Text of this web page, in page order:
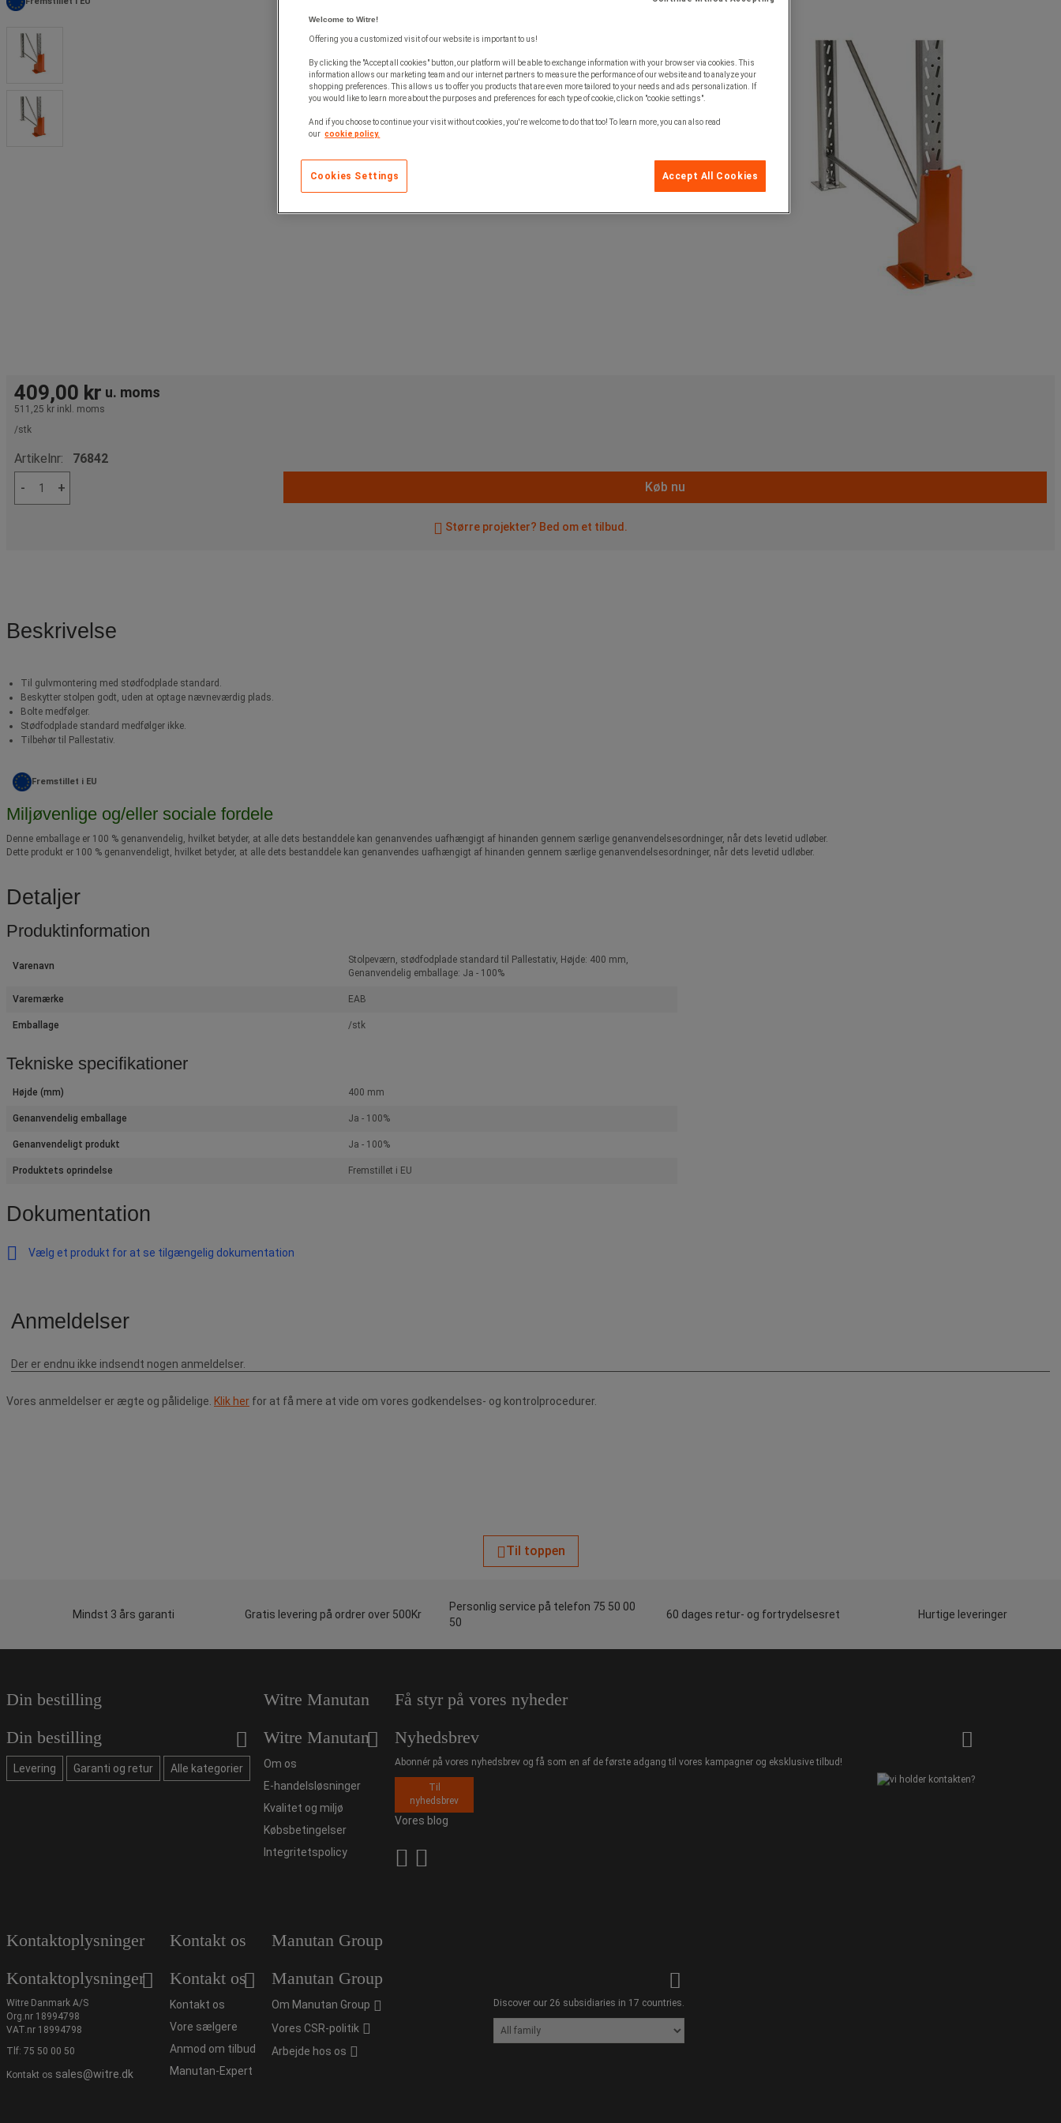
409,00 kr u. moms
511,25 kr inkl. moms
/stk
Artikelnr: 76842
-
+ Køb nu
Større projekter? Bed om et tilbud.
Beskrivelse
Til gulvmontering med stødfodplade standard.
Beskytter stolpen godt, uden at optage nævneværdig plads.
Bolte medfølger.
Stødfodplade standard medfølger ikke.
Tilbehør til Pallestativ.
Fremstillet i EU
Miljøvenlige og/eller sociale fordele
Denne emballage er 100 % genanvendelig, hvilket betyder, at alle dets bestanddele kan genanvendes uafhængigt af hinanden gennem særlige genanvendelsesordninger, når dets levetid udløber.
Dette produkt er 100 % genanvendeligt, hvilket betyder, at alle dets bestanddele kan genanvendes uafhængigt af hinanden gennem særlige genanvendelsesordninger, når dets levetid udløber.
Detaljer
Produktinformation
Varenavn
Stolpeværn, stødfodplade standard til Pallestativ, Højde: 400 mm,
Genanvendelig emballage: Ja - 100%
Varemærke EAB
Emballage /stk
Tekniske specifikationer
Højde (mm) 400 mm
Genanvendelig emballage Ja - 100%
Genanvendeligt produkt Ja - 100%
Produktets oprindelse Fremstillet i EU
Dokumentation
Vælg et produkt for at se tilgængelig dokumentation
Vores anmeldelser er ægte og pålidelige. Klik her for at få mere at vide om vores godkendelses- og kontrolprocedurer.
Til toppen
Mindst 3 års garanti Gratis levering på ordrer over 500Kr
Personlig service på telefon 75 50 00
50
60 dages retur- og fortrydelsesret Hurtige leveringer
Din bestilling
Din bestilling
Levering Garanti og retur Alle kategorier
Witre Manutan
Witre Manutan
Om os
E-handelsløsninger
Kvalitet og miljø
Købsbetingelser
Integritetspolicy
Få styr på vores nyheder
Nyhedsbrev
Abonnér på vores nyhedsbrev og få som en af de første adgang til vores kampagner og eksklusive tilbud!
Til
nyhedsbrev
Vores blog
Kontaktoplysninger
Kontaktoplysninger
Witre Danmark A/S
Org.nr 18994798
VAT.nr 18994798
Tlf: 75 50 00 50
Kontakt os sales@witre.dk
Kontakt os
Kontakt os
Kontakt os
Vore sælgere
Anmod om tilbud
Manutan-Expert
Manutan Group
Manutan Group
Om Manutan Group
Vores CSR-politik
Arbejde hos os
Discover our 26 subsidiaries in 17 countries.
Welcome to Witre!
Offering you a customized visit of our website is important to us!
By clicking the "Accept all cookies" button, our platform will be able to exchange information with your browser via cookies. This
information allows our marketing team and our internet partners to measure the performance of our website and to analyze your
shopping preferences. This allows us to offer you products that are even more tailored to your needs and ads personalization. If
you would like to learn more about the purposes and preferences for each type of cookie, click on "cookie settings".
And if you choose to continue your visit without cookies, you're welcome to do that too! To learn more, you can also read
our cookie policy.
Accept All Cookies
Cookies Settings